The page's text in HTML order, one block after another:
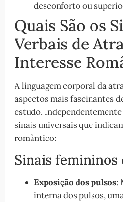
desconforto ou
Quais São os
Verbais de
Interesse
A linguagem corporal da
aspectos mais fascinantes
estudo.
sinais universais que
romântico:
Sinais femininos
Exposição dos pulsos:
interna dos pulsos,